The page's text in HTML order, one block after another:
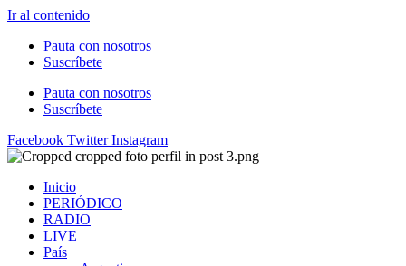
Ir al contenido
Pauta con nosotros
Suscríbete
Pauta con nosotros
Suscríbete
Facebook Twitter Instagram
Inicio
PERIÓDICO
RADIO
LIVE
País